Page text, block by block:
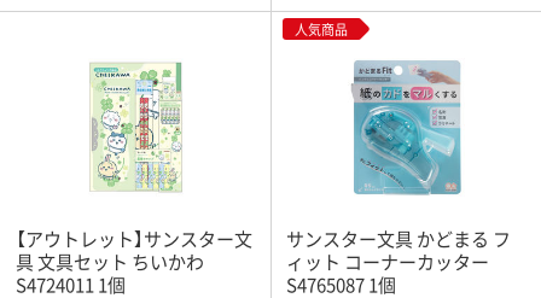
【アウトレット】サンスター文
具 文具セット ちいかわ
S4724011 1個
人気商品
サンスター文具 かどまる フ
ィット コーナーカッター
S4765087 1個